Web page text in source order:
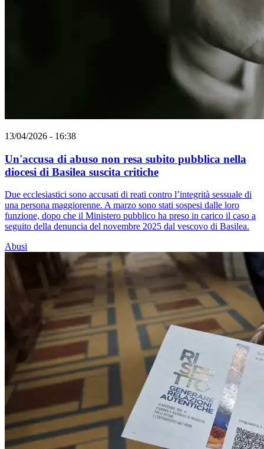
13/04/2026 - 16:38
Un'accusa di abuso non resa subito pubblica nella
diocesi di Basilea suscita critiche
Due ecclesiastici sono accusati di reati contro l’integrità sessuale di
una persona maggiorenne. A marzo sono stati sospesi dalle loro
funzione, dopo che il Ministero pubblico ha preso in carico il caso a
seguito della denuncia del novembre 2025 dal vescovo di Basilea.
Abusi